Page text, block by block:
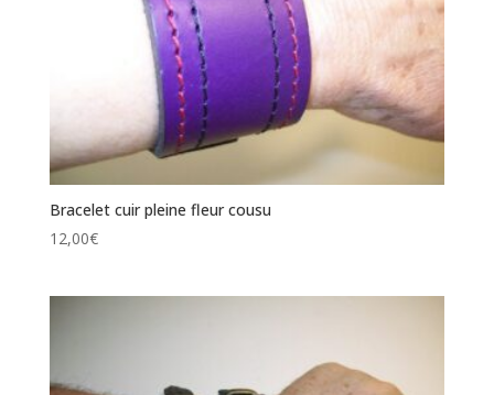
Bracelet cuir pleine fleur cousu
12,00€